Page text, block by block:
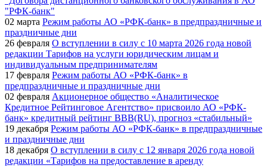
"РФК-банк"
02 марта Режим работы АО «РФК-банк» в предпраздничные и
праздничные дни
26 февраля О вступлении в силу с 10 марта 2026 года новой
редакции Тарифов на услуги юридическим лицам и
индивидуальным предпринимателям
17 февраля Режим работы АО «РФК-банк» в
предпраздничные и праздничные дни
02 февраля Акционерное общество «Аналитическое
Кредитное Рейтинговое Агентство» присвоило АО «РФК-
банк» кредитный рейтинг ВВВ(RU), прогноз «стабильный»
19 декабря Режим работы АО «РФК-банк» в предпраздничные
и праздничные дни
18 декабря О вступлении в силу с 12 января 2026 года новой
редакции «Тарифов на предоставление в аренду